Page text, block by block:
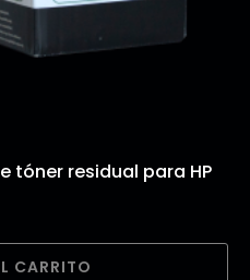
tóner residual para HP
CARRITO